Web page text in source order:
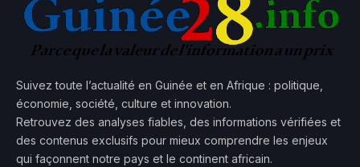
Suivez toute l’actualité en Guinée et en Afrique : politique,
économie, société, culture et innovation.
Retrouvez des analyses fiables, des informations vérifiées et
des contenus exclusifs pour mieux comprendre les enjeux
qui façonnent notre pays et le continent africain.